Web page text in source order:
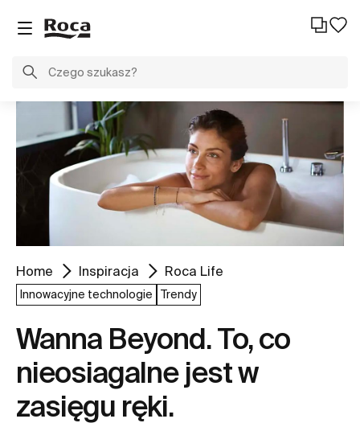
Home Inspiracja Roca Life
Innowacyjne technologie Trendy
Wanna Beyond. To, co
nieosiagalne jest w
zasięgu ręki.